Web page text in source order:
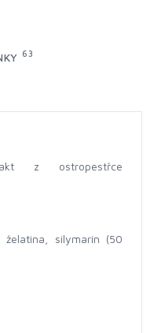
63
z ostropestřce
želatina, silymarin (50